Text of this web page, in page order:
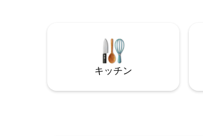
華なキングサイズベッド3台 🛋️ 7人掛けL
字型ソファ 🚻 トイレ2室 🛀 ジャグジー
キッチン